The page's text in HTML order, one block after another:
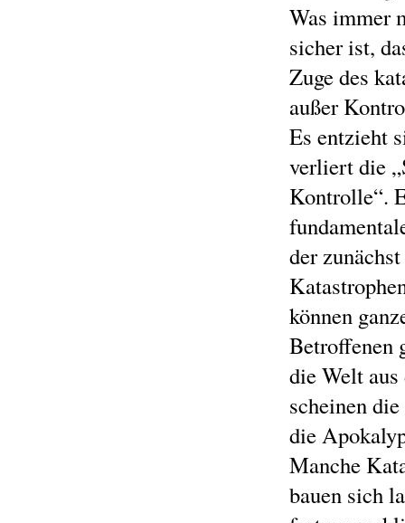
Was immer
sicher ist,
Zuge des
außer
Es entzieht
verliert die
Kontrolle“.
der
können
Betroffenen
die Welt
scheinen
die
Manche
bauen sich